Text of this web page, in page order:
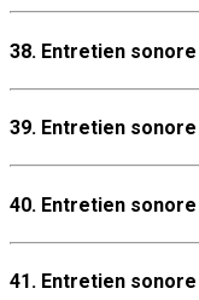
38. Entretien
39. Entretien
40. Entretien
41. Entretien